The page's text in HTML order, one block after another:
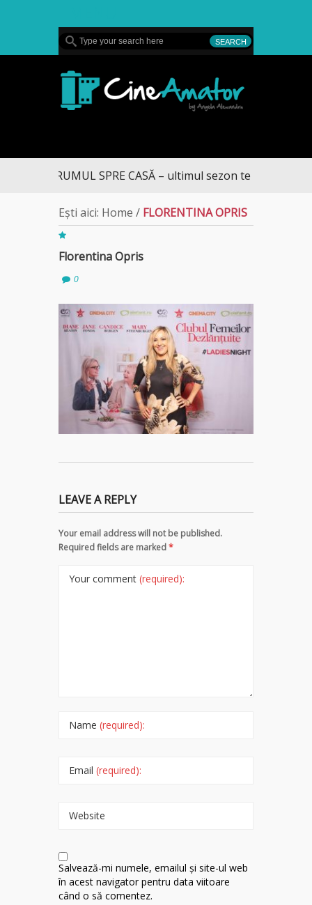
DRUMUL SPRE CASĂ – ultimul sezon te aduce la
Ești aici: Home / FLORENTINA OPRIS
Florentina Opris
0
LEAVE A REPLY
Your email address will not be published.
Required fields are marked*
Your comment (required):
Name (required):
Email (required):
Website
Salvează-mi numele, emailul și site-ul web
în acest navigator pentru data viitoare
când o să comentez.